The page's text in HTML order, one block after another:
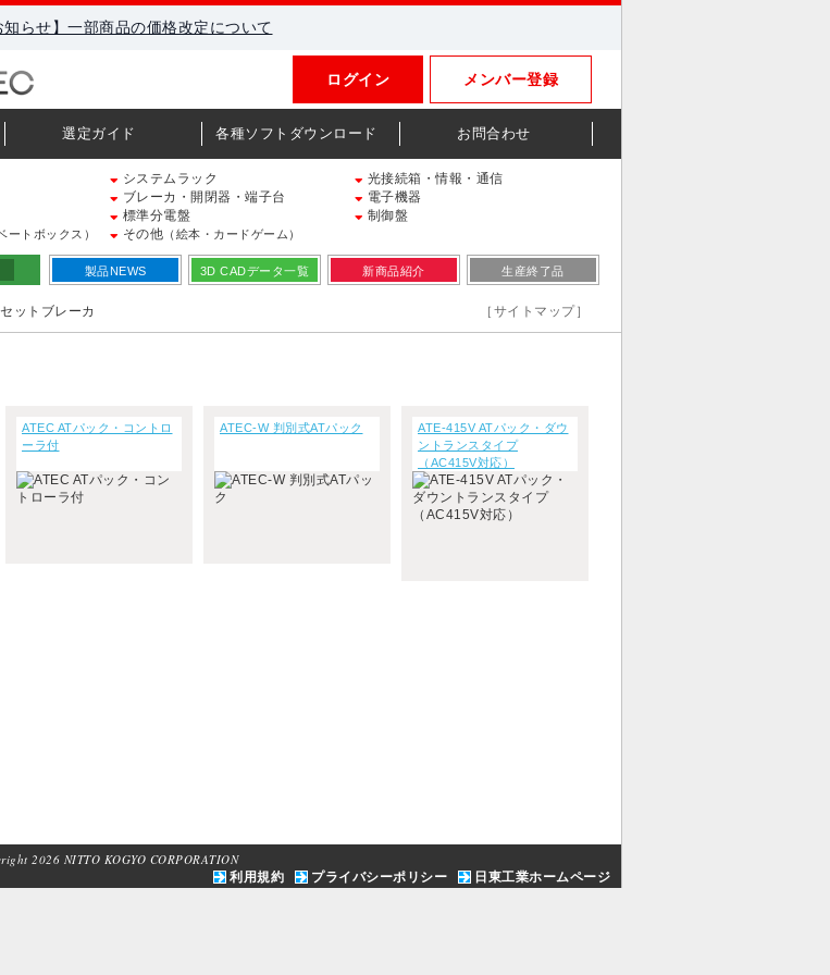
知らせ】一部商品の価格改定について
メンバー登録
ログイン
選定ガイド 各種ソフトダウンロード お問合わせ
システムラック
光接続箱・情報・通信
ブレーカ・開閉器・端子台
電子機器
標準分電盤
制御盤
ートボックス） その他 （絵本・カードゲーム）
製品NEWS 3D CADデータ一覧 新商品紹介 生産終了品
ットブレーカ ［サイトマップ］
ATEC ATパック・コントロ
ーラ付
ATEC-W 判別式ATパック
ATE-415V ATパック・ダウ
ントランスタイプ
（AC415V対応）
2026 NITTO KOGYO CORPORATION
利用規約 プライバシーポリシー 日東工業ホームページ